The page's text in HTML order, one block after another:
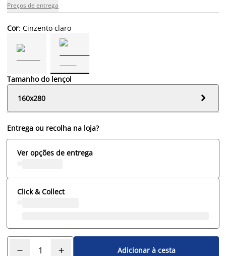
Preços de entrega
Cor: Cinzento claro
Tamanho do lençol
160x280

Entrega ou recolha na loja?
Ver opções de entrega
Click & Collect
Adicionar à cesta